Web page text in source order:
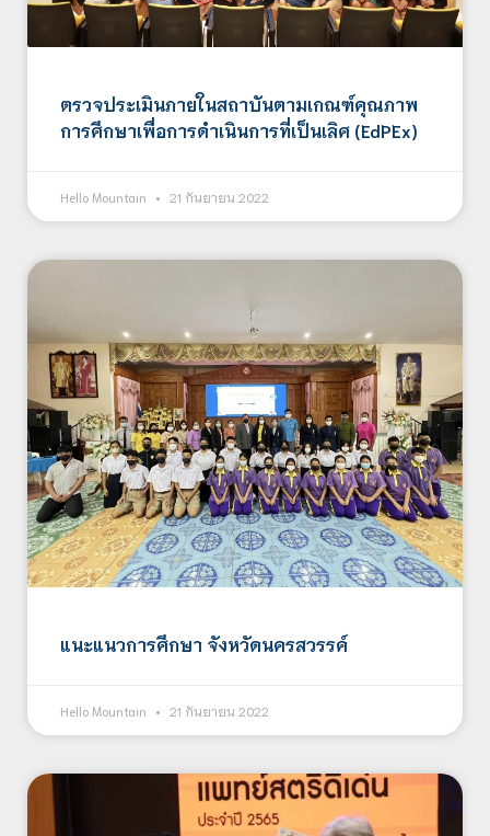
ตรวจประเมินภายในสถาบันตามเกณฑ์คุณภาพ
การศึกษาเพื่อการดำเนินการที่เป็นเลิศ (EdPEx)
Hello Mountain 21 กันยายน 2022
แนะแนวการศึกษา จังหวัดนครสวรรค์
Hello Mountain 21 กันยายน 2022